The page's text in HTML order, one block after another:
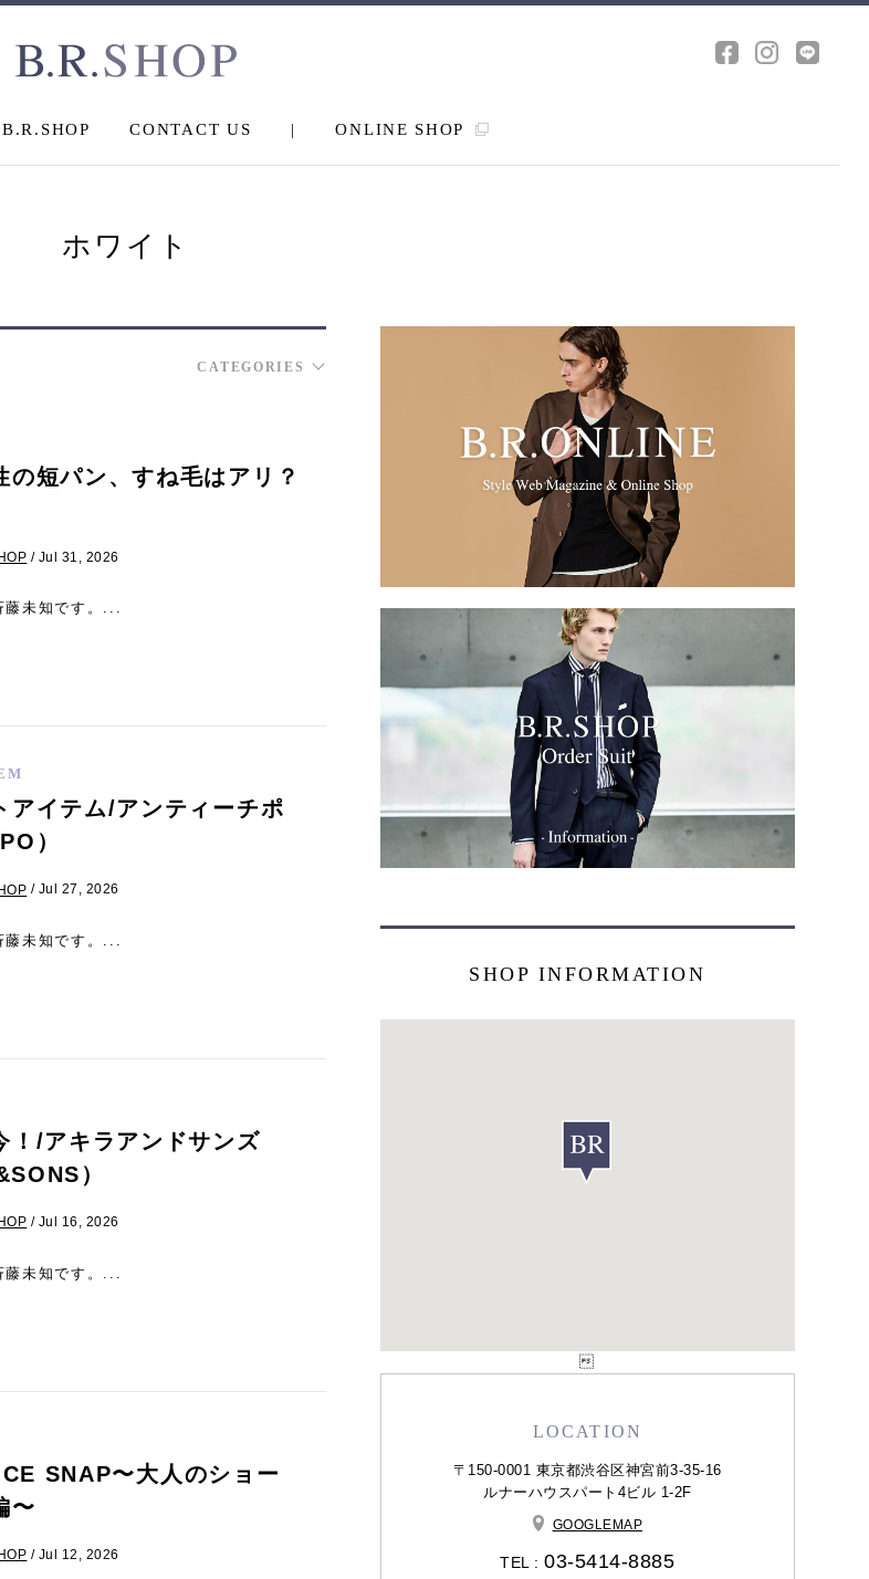
CONTACT US | ONLINE SHOP
ホワイト
CATEGORIES
の短パン、すね毛はアリ？
/ Jul 31, 2026
藤未知です。...
アイテム/アンティーチポ
）
/ Jul 27, 2026
藤未知です。...
！/アキラアンドサンズ
）
/ Jul 16, 2026
藤未知です。...
SNAP〜大人のショー
〜
/ Jul 12, 2026
SHOP INFORMATION
LOCATION
〒150-0001 東京都渋谷区神宮前3-35-16
ルナーハウスパート4ビル 1-2F
GOOGLEMAP
TEL :03-5414-8885